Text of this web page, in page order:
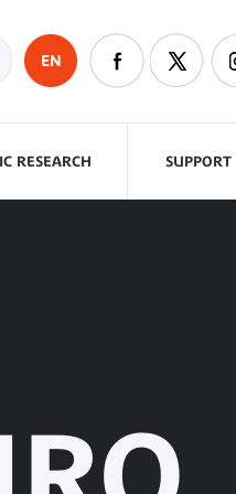
EN
RESEARCH SUPPORT